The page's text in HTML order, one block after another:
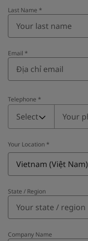
Last Name *
Email *
Telephone *
Telephone
Select
Your Location *
Vietnam (Việt Nam)
State / Region
Company Name